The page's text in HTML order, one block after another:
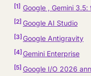
[1] Google , Gemini
[2] Google AI Studio
[3] Google Antigravity
[4] Gemini Enterprise
[5] Google I/O 2026